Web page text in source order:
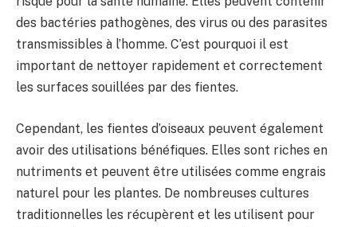
des bactéries pathogènes, des virus ou des parasites
transmissibles à l’homme. C’est pourquoi il est
important de nettoyer rapidement et correctement
les surfaces souillées par des fientes.
Cependant, les fientes d’oiseaux peuvent également
avoir des utilisations bénéfiques. Elles sont riches en
nutriments et peuvent être utilisées comme engrais
naturel pour les plantes. De nombreuses cultures
traditionnelles les récupèrent et les utilisent pour